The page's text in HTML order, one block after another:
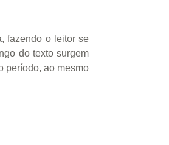
fazendo o leitor se
do texto surgem
período, ao mesmo